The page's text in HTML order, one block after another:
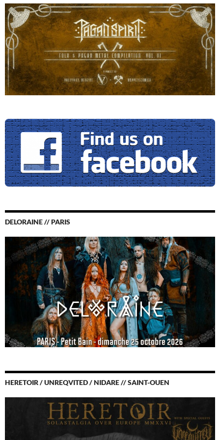
DELORAINE // PARIS
HERETOIR / UNREQVITED / NIDARE // SAINT-OUEN